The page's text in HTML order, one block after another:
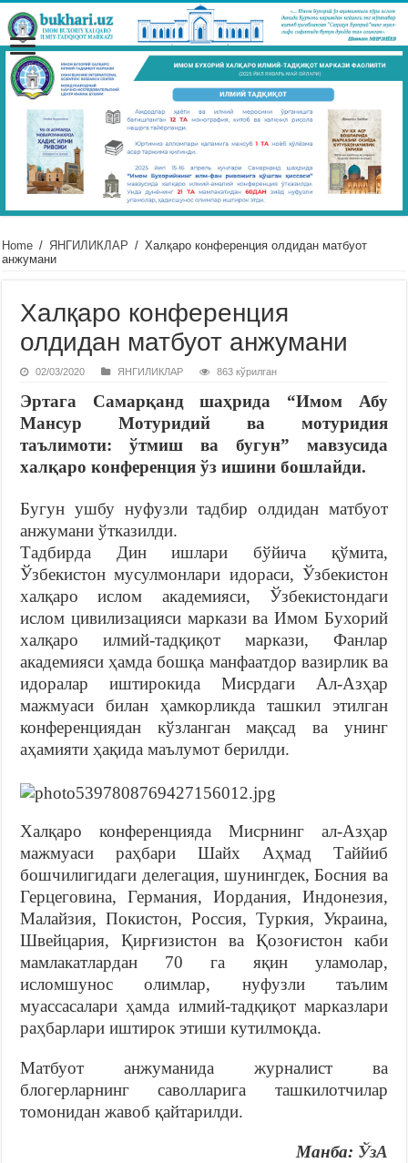
Home / ЯНГИЛИКЛАР / Халқаро конференция олдидан матбуот
анжумани
Халқаро конференция
олдидан матбуот анжумани
02/03/2020 ЯНГИЛИКЛАР 863 кўрилган
Эртага Самарқанд шаҳрида “Имом Абу
Мансур Мотуридий ва мотуридия
таълимоти: ўтмиш ва бугун” мавзусида
халқаро конференция ўз ишини бошлайди.
Бугун ушбу нуфузли тадбир олдидан матбуот
анжумани ўтказилди.
Тадбирда Дин ишлари бўйича қўмита,
Ўзбекистон мусулмонлари идораси, Ўзбекистон
халқаро ислом академияси, Ўзбекистондаги
ислом цивилизацияси маркази ва Имом Бухорий
халқаро илмий-тадқиқот маркази, Фанлар
академияси ҳамда бошқа манфаатдор вазирлик ва
идоралар иштирокида Мисрдаги Ал-Азҳар
мажмуаси билан ҳамкорликда ташкил этилган
конференциядан кўзланган мақсад ва унинг
аҳамияти ҳақида маълумот берилди.
Халқаро конференцияда Мисрнинг ал-Азҳар
мажмуаси раҳбари Шайх Аҳмад Таййиб
бошчилигидаги делегация, шунингдек, Босния ва
Герцеговина, Германия, Иордания, Индонезия,
Малайзия, Покистон, Россия, Туркия, Украина,
Швейцария, Қирғизистон ва Қозоғистон каби
мамлакатлардан 70 га яқин уламолар,
исломшунос олимлар, нуфузли таълим
муассасалари ҳамда илмий-тадқиқот марказлари
раҳбарлари иштирок этиши кутилмоқда.
Матбуот анжуманида журналист ва
блогерларнинг саволларига ташкилотчилар
томонидан жавоб қайтарилди.
Манба: ЎзА